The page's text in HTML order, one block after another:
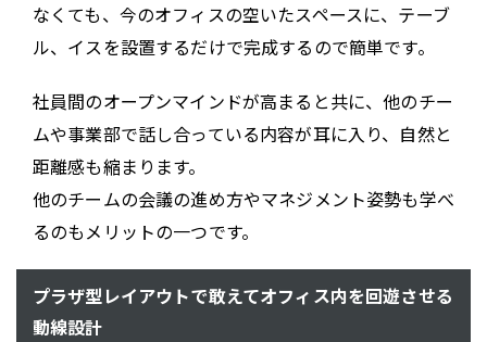
なくても、今のオフィスの空いたスペースに、テーブ
ル、イスを設置するだけで完成するので簡単です。
社員間のオープンマインドが高まると共に、他のチー
ムや事業部で話し合っている内容が耳に入り、自然と
距離感も縮まります。
他のチームの会議の進め方やマネジメント姿勢も学べ
るのもメリットの一つです。
プラザ型レイアウトで敢えてオフィス内を回遊させる
動線設計